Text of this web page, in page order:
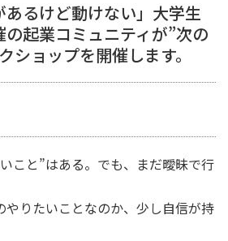
あるけど動けない」大学生
起業コミュニティが”次の
ショップを開催します。
こと”はある。でも、まだ曖昧で行
やりたいことなのか、少し自信が持